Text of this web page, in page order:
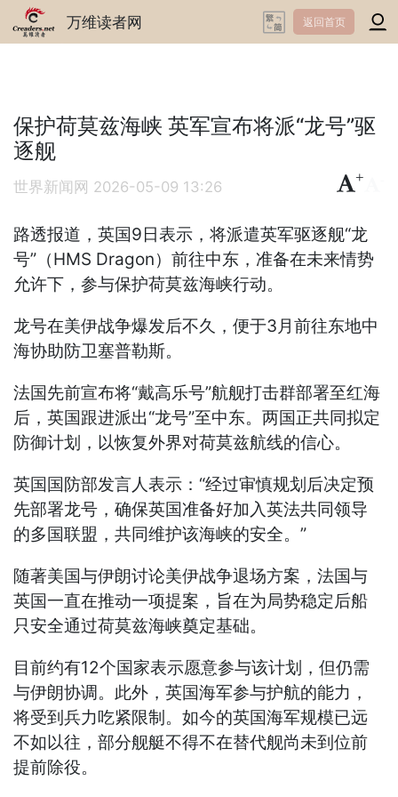
万维读者网 返回首页
保护荷莫兹海峡 英军宣布将派“龙号”驱
逐舰
世界新闻网 2026-05-09 13:26
+
路透报道，英国9日表示，将派遣英军驱逐舰“龙
号”（HMS Dragon）前往中东，准备在未来情势
允许下，参与保护荷莫兹海峡行动。
龙号在美伊战争爆发后不久，便于3月前往东地中
海协助防卫塞普勒斯。
法国先前宣布将“戴高乐号”航舰打击群部署至红海
后，英国跟进派出“龙号”至中东。两国正共同拟定
防御计划，以恢复外界对荷莫兹航线的信心。
英国国防部发言人表示：“经过审慎规划后决定预
先部署龙号，确保英国准备好加入英法共同领导
的多国联盟，共同维护该海峡的安全。”
随著美国与伊朗讨论美伊战争退场方案，法国与
英国一直在推动一项提案，旨在为局势稳定后船
只安全通过荷莫兹海峡奠定基础。
目前约有12个国家表示愿意参与该计划，但仍需
与伊朗协调。此外，英国海军参与护航的能力，
将受到兵力吃紧限制。如今的英国海军规模已远
不如以往，部分舰艇不得不在替代舰尚未到位前
提前除役。